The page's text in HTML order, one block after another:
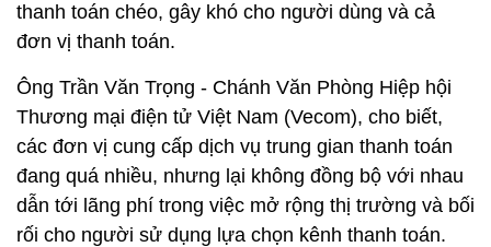
thanh toán chéo, gây khó cho người dùng và cả
đơn vị thanh toán.
Ông Trần Văn Trọng - Chánh Văn Phòng Hiệp hội
Thương mại điện tử Việt Nam (Vecom), cho biết,
các đơn vị cung cấp dịch vụ trung gian thanh toán
đang quá nhiều, nhưng lại không đồng bộ với nhau
dẫn tới lãng phí trong việc mở rộng thị trường và bối
rối cho người sử dụng lựa chọn kênh thanh toán.